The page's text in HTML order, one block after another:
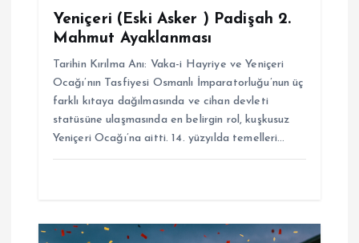
Yeniçeri (Eski Asker ) Padişah 2.
Mahmut Ayaklanması
Tarihin Kırılma Anı: Vaka-i Hayriye ve Yeniçeri
Ocağı’nın Tasfiyesi Osmanlı İmparatorluğu’nun üç
farklı kıtaya dağılmasında ve cihan devleti
statüsüne ulaşmasında en belirgin rol, kuşkusuz
Yeniçeri Ocağı’na aitti. 14. yüzyılda temelleri…